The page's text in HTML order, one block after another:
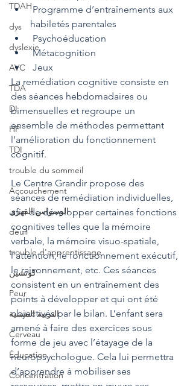
TDAH
dys
dyslexie
AVC
TDA
DI
HP
TDI
trouble du sommeil
Accouchement
الوسواس القهري
deuil
trouble d'apprentissage
كوتشين
Peur
التربية النفسية
Cerveau
Éducation
Concentration
Programme d’entraînements aux
habiletés parentales
Psychoéducation
Métacognition
Jeux
La remédiation cognitive consiste en
des séances hebdomadaires ou
bimensuelles et regroupe un
ensemble de méthodes permettant
l’amélioration du fonctionnement
cognitif.
Le Centre Grandir propose des
séances de remédiation individuelles,
afin de développer certaines fonctions
cognitives telles que la mémoire
verbale, la mémoire visuo-spatiale,
l'attention, le fonctionnement exécutif,
le raisonnement, etc. Ces séances
consistent en un entraînement des
points à développer et qui ont été
objectivés par le bilan. L’enfant sera
amené à faire des exercices sous
forme de jeu avec l’étayage de la
neuropsychologue. Cela lui permettra
d’apprendre à mobiliser ses